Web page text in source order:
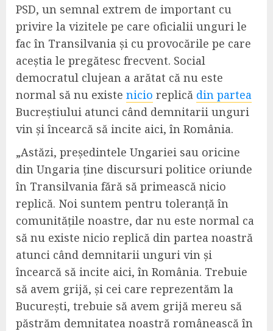
PSD, un semnal extrem de important cu
privire la vizitele pe care oficialii unguri le
fac în Transilvania și cu provocările pe care
aceștia le pregătesc frecvent. Social
democratul clujean a arătat că nu este
normal să nu existe nicio replică din partea
Bucreștiului atunci când demnitarii unguri
vin și încearcă să incite aici, în România.
„Astăzi, președintele Ungariei sau oricine
din Ungaria ține discursuri politice oriunde
în Transilvania fără să primească nicio
replică. Noi suntem pentru toleranță în
comunitățile noastre, dar nu este normal ca
să nu existe nicio replică din partea noastră
atunci când demnitarii unguri vin și
încearcă să incite aici, în România. Trebuie
să avem grijă, și cei care reprezentăm la
București, trebuie să avem grijă mereu să
păstrăm demnitatea noastră românească în